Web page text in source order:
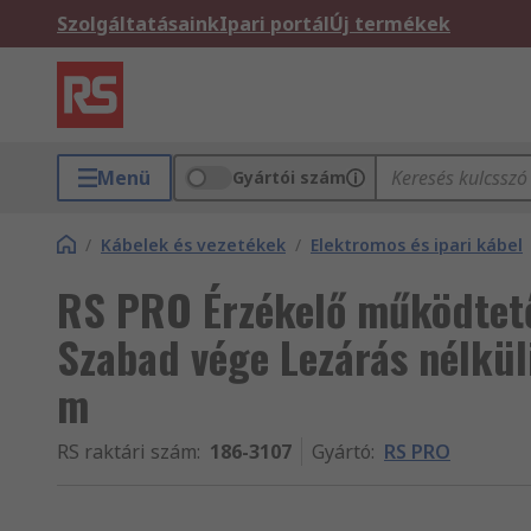
SzolgáltatásainkIpari portálÚj termékek
Menü Gyártói szám
/ Kábelek és vezetékek / Elektromos és ipari kábel
RS PRO Érzékelő
Szabad vége Lezárás
m
RS raktári szám: 186-3107 Gyártó: RS PRO